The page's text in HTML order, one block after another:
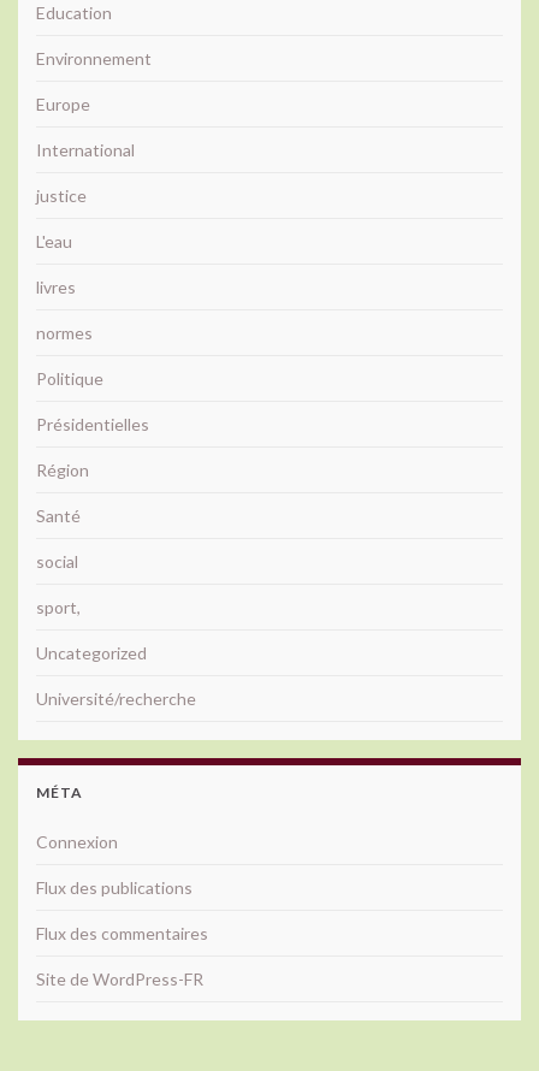
Education
Environnement
Europe
International
justice
L'eau
livres
normes
Politique
Présidentielles
Région
Santé
social
sport,
Uncategorized
Université/recherche
MÉTA
Connexion
Flux des publications
Flux des commentaires
Site de WordPress-FR